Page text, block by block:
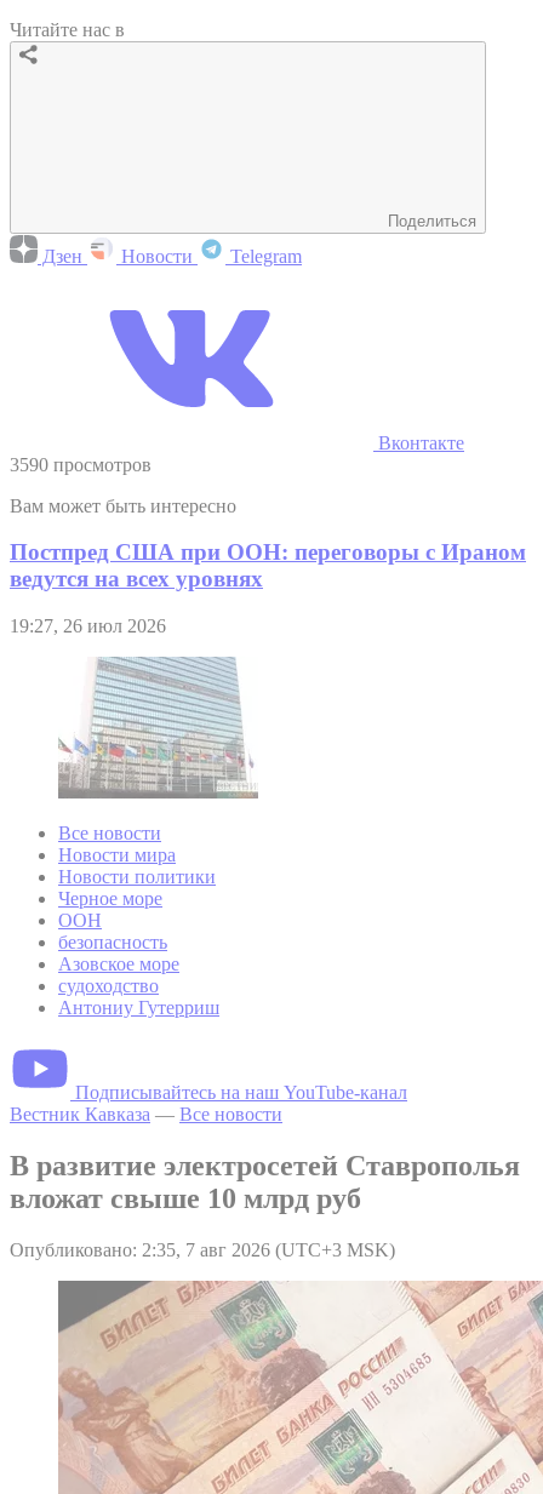
Читайте нас в
Поделиться
Дзен Новости Telegram
Вконтакте
3590 просмотров
Вам может быть интересно
Постпред США при ООН: переговоры с Ираном
ведутся на всех уровнях
19:27, 26 июл 2026
Все новости
Новости мира
Новости политики
Черное море
ООН
безопасность
Азовское море
судоходство
Антониу Гутерриш
Подписывайтесь на наш YouTube-канал
Вестник Кавказа — Все новости
В развитие электросетей Ставрополья
вложат свыше 10 млрд руб
Опубликовано: 2:35, 7 авг 2026 (UTC+3 MSK)